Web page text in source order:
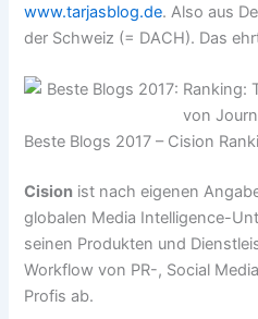
www.tarjasblog.de. Also aus
der Schweiz (= DACH). Das
Beste Blogs 2017 – Cision
Cision ist nach eigenen
globalen Media Intelligence-
seinen Produkten und
Workflow von PR-, Social
Profis ab.